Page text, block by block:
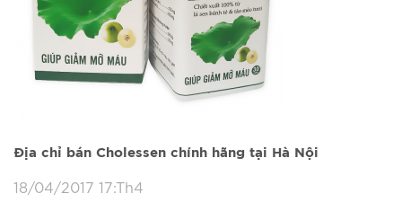
Địa chỉ bán Cholessen chính hãng tại Hà Nội
18/04/2017 17:Th4